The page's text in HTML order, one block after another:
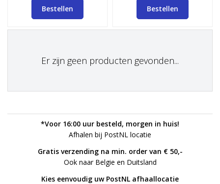
Bestellen Bestellen
Er zijn geen producten gevonden...
*Voor 16:00 uur besteld, morgen in huis!
Afhalen bij PostNL locatie
Gratis verzending na min. order van € 50,-
Ook naar Belgie en Duitsland
Kies eenvoudig uw PostNL afhaallocatie